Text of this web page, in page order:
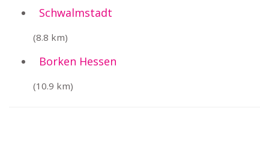
Schwalmstadt
(8.8 km)
Borken Hessen
(10.9 km)